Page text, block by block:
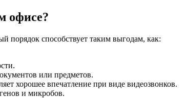
офисе?
порядок способствует таким выгодам, как:
или предметов.
хорошее впечатление при виде видеозвонков.
и микробов.